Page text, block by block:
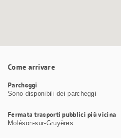
Come arrivare
Parcheggi
Sono disponibili dei parcheggi
Fermata trasporti pubblici più vicina
Moléson-sur-Gruyères